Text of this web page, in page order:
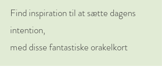
Find inspiration til at sætte dagens
intention,
med disse fantastiske orakelkort